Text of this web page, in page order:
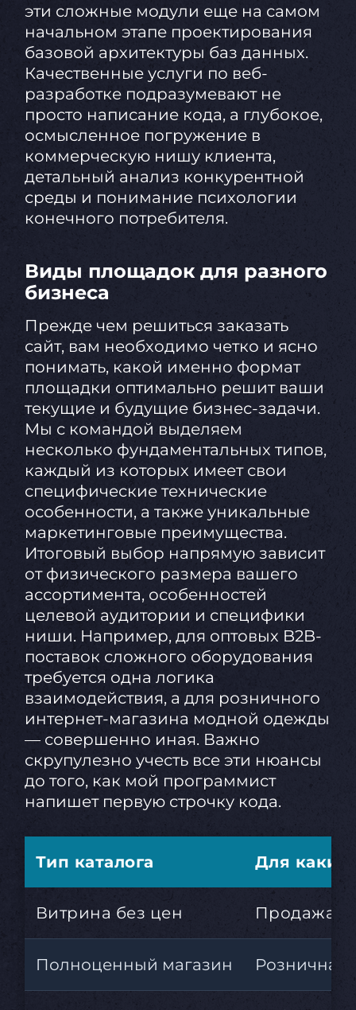
эти сложные модули еще на самом
начальном этапе проектирования
базовой архитектуры баз данных.
Качественные услуги по веб-
разработке подразумевают не
просто написание кода, а глубокое,
осмысленное погружение в
коммерческую нишу клиента,
детальный анализ конкурентной
среды и понимание психологии
конечного потребителя.
Виды площадок для разного
бизнеса
Прежде чем решиться заказать
сайт, вам необходимо четко и ясно
понимать, какой именно формат
площадки оптимально решит ваши
текущие и будущие бизнес-задачи.
Мы с командой выделяем
несколько фундаментальных типов,
каждый из которых имеет свои
специфические технические
особенности, а также уникальные
маркетинговые преимущества.
Итоговый выбор напрямую зависит
от физического размера вашего
ассортимента, особенностей
целевой аудитории и специфики
ниши. Например, для оптовых B2B-
поставок сложного оборудования
требуется одна логика
взаимодействия, а для розничного
интернет-магазина модной одежды
— совершенно иная. Важно
скрупулезно учесть все эти нюансы
до того, как мой программист
напишет первую строчку кода.
Тип каталога Для каких
Витрина без цен Продажа
Полноценный магазин Розничная